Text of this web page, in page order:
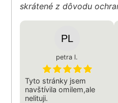
skrátené z dôvodu
petra l.
Tyto stránky jsem
navštívila omilem,ale
nelituji.